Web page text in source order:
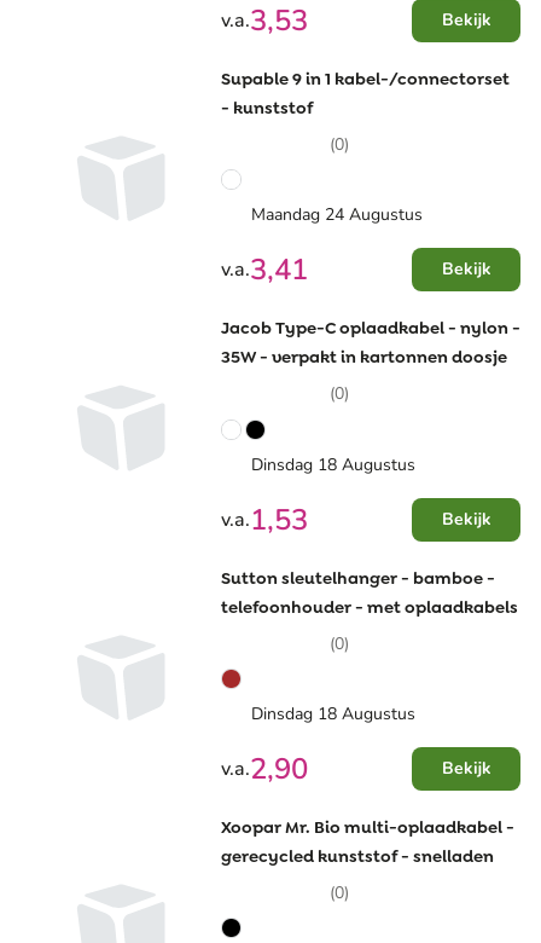
v.a.3,53 Bekijk
Supable 9 in 1 kabel-/connectorset
- kunststof
(0)
Maandag 24 Augustus
v.a.3,41 Bekijk
Jacob Type-C oplaadkabel - nylon -
35W - verpakt in kartonnen doosje
(0)
Dinsdag 18 Augustus
v.a.1,53 Bekijk
Sutton sleutelhanger - bamboe -
telefoonhouder - met oplaadkabels
(0)
Dinsdag 18 Augustus
v.a.2,90 Bekijk
Xoopar Mr. Bio multi-oplaadkabel -
gerecycled kunststof - snelladen
(0)